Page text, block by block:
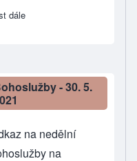
dále
- 30. 5.
na nedělní
na